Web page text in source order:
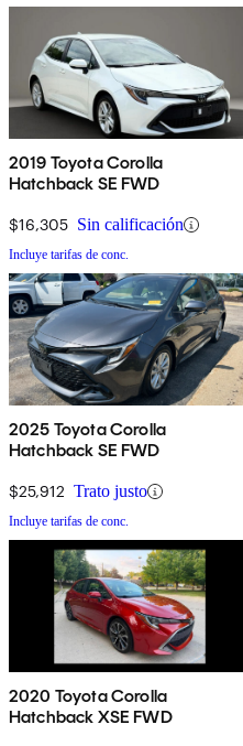
2019 Toyota Corolla
Hatchback SE FWD
$16,305 Sin calificación
Incluye tarifas de conc.
2025 Toyota Corolla
Hatchback SE FWD
$25,912 Trato justo
Incluye tarifas de conc.
2020 Toyota Corolla
Hatchback XSE FWD